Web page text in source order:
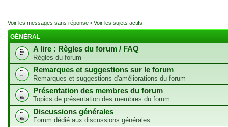
Voir les messages sans réponse • Voir les sujets actifs
GÉNÉRAL
A lire : Règles du forum / FAQ
Règles du forum
Remarques et suggestions sur le forum
Remarques et suggestions d'améliorations du forum
Présentation des membres du forum
Topics de présentation des membres du forum
Discussions générales
Forum dédié aux discussions générales